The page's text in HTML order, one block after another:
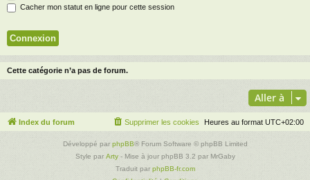
Cacher mon statut en ligne pour cette session
Cette catégorie n’a pas de forum.
Aller à
Index du forum Heures au format UTC+02:00
Supprimer les cookies
Développé par phpBB® Forum Software © phpBB Limited
Style par Arty- Mise à jour phpBB 3.2 par MrGaby
Traduit par phpBB-fr.com